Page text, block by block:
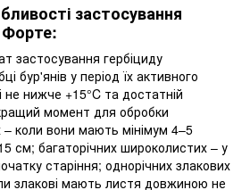
застосування
Форте:
застосування гербіциду
бур'янів у період їх активного
не нижче +15°C та достатній
момент для обробки
– коли вони мають мінімум 4–5
см; багаторічних широколистих – у
старіння; однорічних злакових
злакові мають листя довжиною не